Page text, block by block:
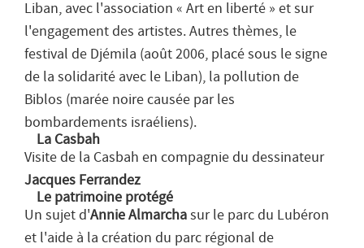
Liban, avec l'association « Art en liberté » et sur
l'engagement des artistes. Autres thèmes, le
festival de Djémila (août 2006, placé sous le signe
de la solidarité avec le Liban), la pollution de
Biblos (marée noire causée par les
bombardements israéliens).
La Casbah
Visite de la Casbah en compagnie du dessinateur
Jacques Ferrandez
Le patrimoine protégé
Un sujet d'Annie Almarcha sur le parc du Lubéron
et l'aide à la création du parc régional de